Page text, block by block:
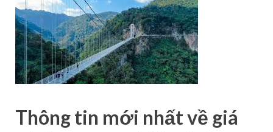
Thông tin mới nhất về giá